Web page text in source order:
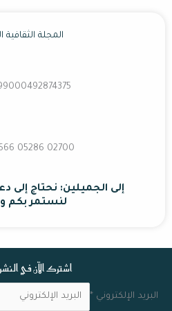
المجلة الثقافية
02700 70101 03566 05286
إلى الجميلين: نحتاج إلى
لنستمر بكم
اشترك الآن في
البريد الإلكتروني *